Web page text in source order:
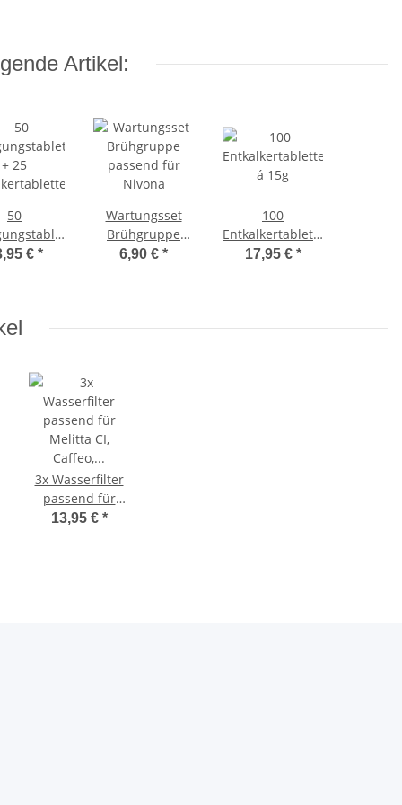
Artikel:
50
+ 25€ *
Wartungsset
Brühgruppe
passend für
6,90 € *
100
Entkalkertabletten
á 15g
17,95 € *
3x Wasserfilter
passend für
Melitta CI,
13,95 € *